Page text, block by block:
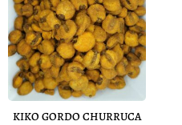
KIKO GORDO CHURRUCA